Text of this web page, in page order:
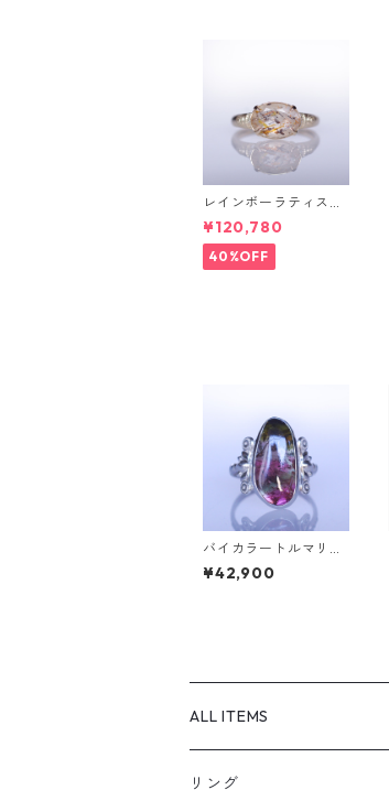
レインボーラティスサ
ンストーン＆ダイヤK1
0リング FATA(ファ
タ）[F019]
¥120,780
40%OFF
バイカラートルマリン
Silverリング SALGA
(サルガ）[S002]
¥42,900
ALL ITEMS
リング